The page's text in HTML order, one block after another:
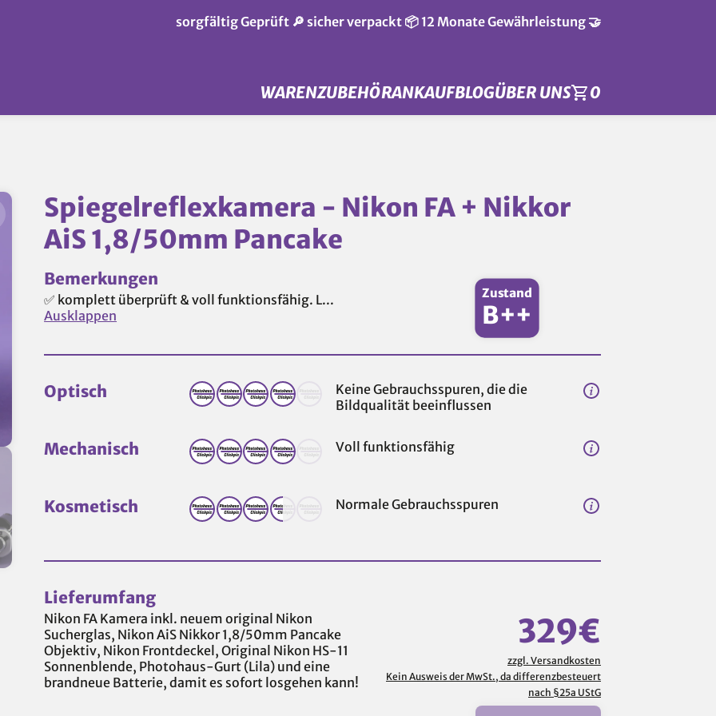
sorgfältig Geprüft 🔎 sicher verpackt 📦 12 Monate Gewährleistung 🤝
WARENZUBEHÖRANKAUFBLOGÜBER UNS 0
Spiegelreflexkamera - Nikon FA + Nikkor
AiS 1,8/50mm Pancake
Bemerkungen
✅ komplett überprüft & voll funktionsfähig. L...
Ausklappen
Zustand
B++
Optisch
Keine Gebrauchsspuren, die die
Bildqualität beeinflussen
Mechanisch Voll funktionsfähig
Kosmetisch Normale Gebrauchsspuren
Lieferumfang
Nikon FA Kamera inkl. neuem original Nikon
Sucherglas, Nikon AiS Nikkor 1,8/50mm Pancake
Objektiv, Nikon Frontdeckel, Original Nikon HS-11
Sonnenblende, Photohaus-Gurt (Lila) und eine
brandneue Batterie, damit es sofort losgehen kann!
329€
zzgl. Versandkosten
Kein Ausweis der MwSt., da differenzbesteuert
nach §25a UStG